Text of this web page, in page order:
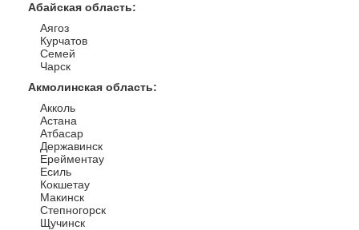
Абайская область:
Аягоз
Курчатов
Семей
Чарск
Акмолинская область:
Акколь
Астана
Атбасар
Державинск
Ерейментау
Есиль
Кокшетау
Макинск
Степногорск
Щучинск